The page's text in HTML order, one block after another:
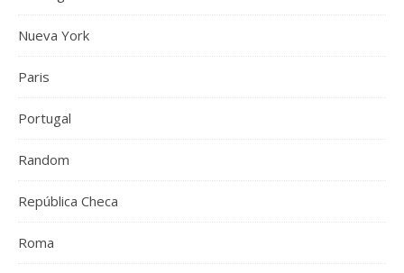
Nueva York
Paris
Portugal
Random
República Checa
Roma